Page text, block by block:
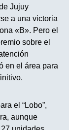
Jujuy
a una victoria
«B». Pero el
sobre el
en el área para
el “Lobo”,
aunque